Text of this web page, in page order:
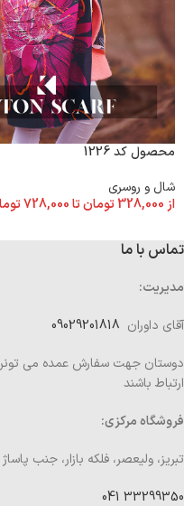
محصول کد 1226
شال و روسری
از 328,000تومانتا728,000
تماس با ما
مدیریت:
آقای داوران
دوستان جهت سفارش عمده می
ارتباط باشند
فروشگاه مرکزی:
تبریز، ولیعصر، فلکه بازار، جنب
33299350 041